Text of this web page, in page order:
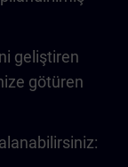
geliştiren
götüren